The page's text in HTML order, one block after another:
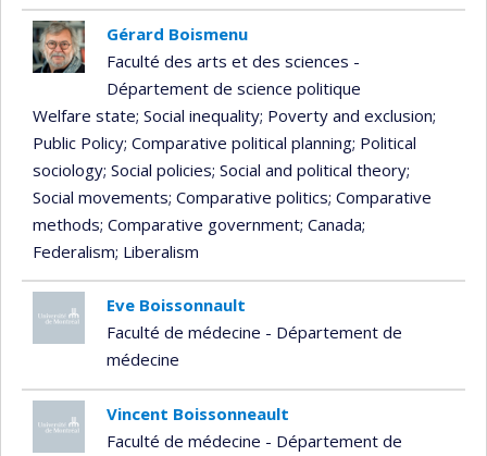
Gérard Boismenu
Faculté des arts et des sciences -
Département de science politique
Welfare state; Social inequality; Poverty and exclusion;
Public Policy; Comparative political planning; Political
sociology; Social policies; Social and political theory;
Social movements; Comparative politics; Comparative
methods; Comparative government; Canada;
Federalism; Liberalism
Eve Boissonnault
Faculté de médecine - Département de
médecine
Vincent Boissonneault
Faculté de médecine - Département de